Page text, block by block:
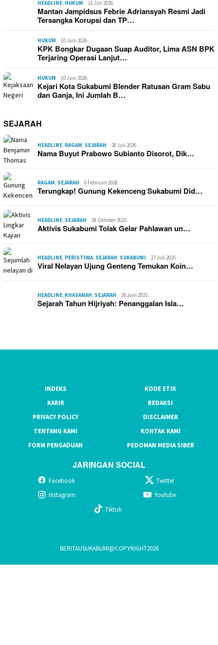
HEADLINE, HUKUM 11 Juli 2026
Mantan Jampidsus Febrie Adriansyah Resmi Jadi
Tersangka Korupsi dan TP…
HUKUM 10 Juni 2026
KPK Bongkar Dugaan Suap Auditor, Lima ASN BPK
Terjaring Operasi Lanjut…
HUKUM 10 Juni 2026
Kejari Kota Sukabumi Blender Ratusan Gram Sabu
dan Ganja, Ini Jumlah B…
SEJARAH
HEADLINE, RAGAM, SEJARAH 28 Juli 2026
Nama Buyut Prabowo Subianto Disorot, Dik…
RAGAM, SEJARAH 6 Februari 2026
Terungkap! Gunung Kekenceng Sukabumi Did…
HEADLINE, SEJARAH 28 Oktober 2025
Aktivis Sukabumi Tolak Gelar Pahlawan un…
HEADLINE, PERISTIWA, SEJARAH, SUKABUMI 27 Juli 2025
Viral Nelayan Ujung Genteng Temukan Koin…
HEADLINE, KHASANAH, SEJARAH 26 Juni 2025
Sejarah Tahun Hijriyah: Penanggalan Isla…
INDEKS
KODE ETIK
KARIR
REDAKSI
PRIVACY POLICY
DISCLAIMER
TENTANG KAMI
KONTAK KAMI
FORM PENGADUAN
PEDOMAN MEDIA SIBER
JARINGAN SOCIAL
Facebook
Twitter
Instagram
Youtube
Tiktok
BERITAUSUKABUMI@COPYRIGHT2026